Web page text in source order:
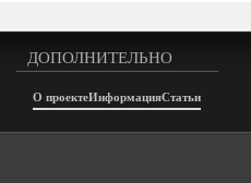
ДОПОЛНИТЕЛЬНО
О проектеИнформацияСтатьи